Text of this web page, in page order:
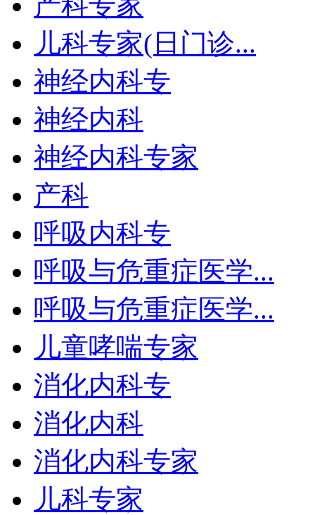
儿科专家(日门诊...
神经内科专
神经内科
神经内科专家
产科
呼吸内科专
呼吸与危重症医学...
呼吸与危重症医学...
儿童哮喘专家
消化内科专
消化内科
消化内科专家
儿科专家